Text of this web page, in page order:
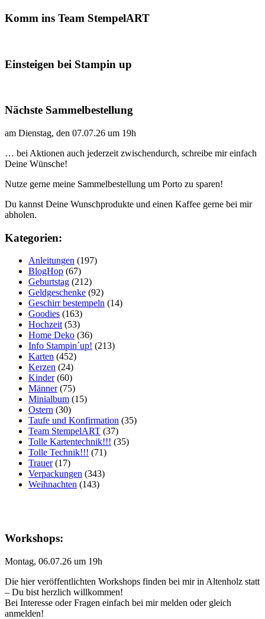
Komm ins Team StempelART
Einsteigen bei Stampin up
Nächste Sammelbestellung
am Dienstag, den 07.07.26 um 19h
… bei Aktionen auch jederzeit zwischendurch, schreibe mir einfach
Deine Wünsche!
Nutze gerne meine Sammelbestellung um Porto zu sparen!
Du kannst Deine Wunschprodukte und einen Kaffee gerne bei mir
abholen.
Kategorien:
Anleitungen (197)
BlogHop (67)
Geburtstag (212)
Geldgeschenke (92)
Geschirr bestempeln (14)
Goodies (163)
Hochzeit (53)
Home Deko (36)
Info Stampin´up! (213)
Karten (452)
Kerzen (24)
Kinder(60)
Männer(75)
Minialbum (15)
Ostern (30)
Taufe und Konfirmation (35)
Team StempelART (37)
Tolle Kartentechnik!!! (35)
Tolle Technik!!! (71)
Trauer(17)
Verpackungen (343)
Weihnachten (143)
Workshops:
Montag, 06.07.26 um 19h
Die hier veröffentlichten Workshops finden bei mir in Altenholz statt
– Du bist herzlich willkommen!
Bei Interesse oder Fragen einfach bei mir melden oder gleich
anmelden!